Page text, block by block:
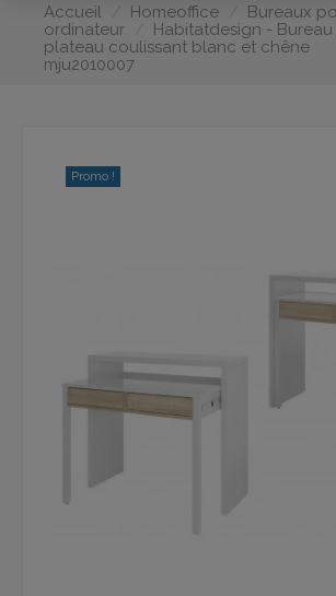
Accueil Homeoffice
Bureaux
ordinateur
Habitatdesign -
plateau coulissant blanc et chêne
mju2010007
Promo !